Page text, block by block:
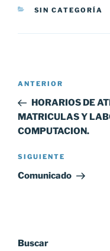
CATEGORÍAS
SIN CATEGORÍA
Navegación
entradas
Entrada
anterior:
ANTERIOR
HORARIOS DE
MATRICULAS Y
COMPUTACION.
Siguiente
entrada
SIGUIENTE
Comunicado
Buscar